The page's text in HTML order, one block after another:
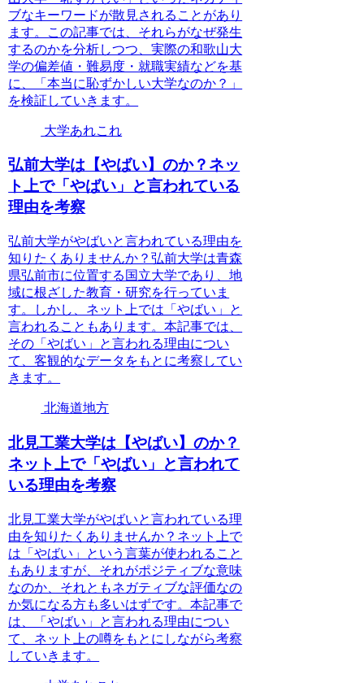
ブなキーワードが散見されることがあり
ます。この記事では、それらがなぜ発生
するのかを分析しつつ、実際の和歌山大
学の偏差値・難易度・就職実績などを基
に、「本当に恥ずかしい大学なのか？」
を検証していきます。
大学あれこれ
弘前大学は【やばい】のか？ネッ
ト上で「やばい」と言われている
理由を考察
弘前大学がやばいと言われている理由を
知りたくありませんか？弘前大学は青森
県弘前市に位置する国立大学であり、地
域に根ざした教育・研究を行っていま
す。しかし、ネット上では「やばい」と
言われることもあります。本記事では、
その「やばい」と言われる理由につい
て、客観的なデータをもとに考察してい
きます。
北海道地方
北見工業大学は【やばい】のか？
ネット上で「やばい」と言われて
いる理由を考察
北見工業大学がやばいと言われている理
由を知りたくありませんか？ネット上で
は「やばい」という言葉が使われること
もありますが、それがポジティブな意味
なのか、それともネガティブな評価なの
か気になる方も多いはずです。本記事で
は、「やばい」と言われる理由につい
て、ネット上の噂をもとにしながら考察
していきます。